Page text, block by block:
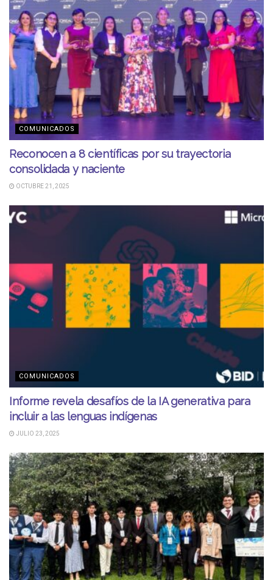
COMUNICADOS
Reconocen a 8 científicas por su trayectoria
consolidada y naciente
OCTUBRE 21, 2025
COMUNICADOS
Informe revela desafíos de la IA generativa para
incluir a las lenguas indígenas
JULIO 23, 2025